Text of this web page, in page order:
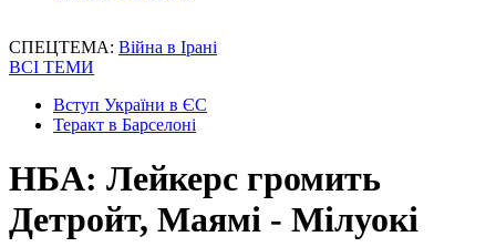
СПЕЦТЕМА: Війна в Ірані
ВСІ ТЕМИ
Вступ України в ЄС
Теракт в Барселоні
НБА: Лейкерс громить
Детройт, Маямі - Мілуокі